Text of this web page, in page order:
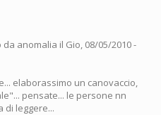
da anomalia il Gio, 08/05/2010 -
elaborassimo un canovaccio,
pensate... le persone nn
di leggere...